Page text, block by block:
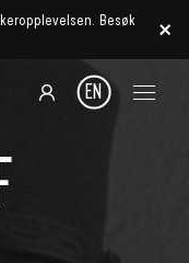
Besøk
EN